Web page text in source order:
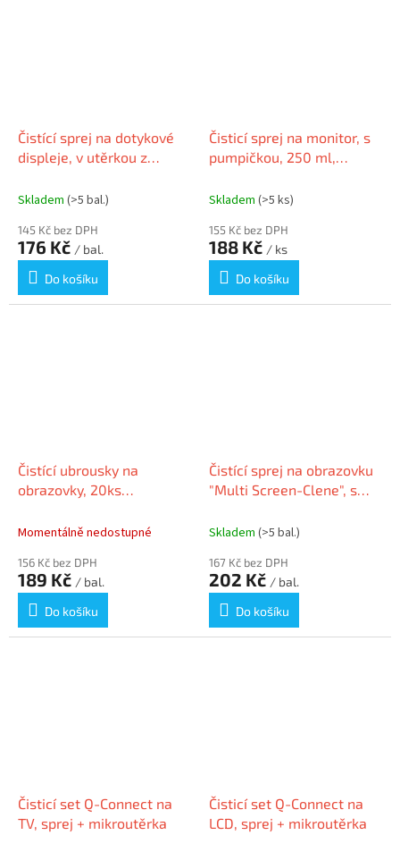
Čistící sprej na dotykové
displeje, v utěrkou z
"Multi Screen-Clene"
Skladem (>5 bal.)
145 Kč bez DPH
176 Kč / bal.
Do košíku
Čisticí sprej na monitor, s
pumpičkou, 250 ml,
Skladem (>5 ks)
155 Kč bez DPH
188 Kč / ks
Do košíku
Čistící ubrousky na
obrazovky, 20ks
Clene Duo"
Momentálně nedostupné
156 Kč bez DPH
189 Kč / bal.
Do košíku
Čistící sprej na obrazovku
"Multi Screen-Clene", s
rozprašovačem, 200 ml,
Skladem (>5 bal.)
167 Kč bez DPH
202 Kč / bal.
Do košíku
Čisticí set Q-Connect na
TV, sprej + mikroutěrka
Čisticí set Q-Connect na
LCD, sprej + mikroutěrka